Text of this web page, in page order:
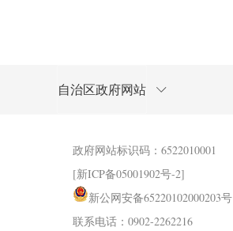
自治区政府网站
政府网站标识码：6522010001
[新ICP备05001902号-2]
新公网安备65220102000203号
联系电话：0902-2262216